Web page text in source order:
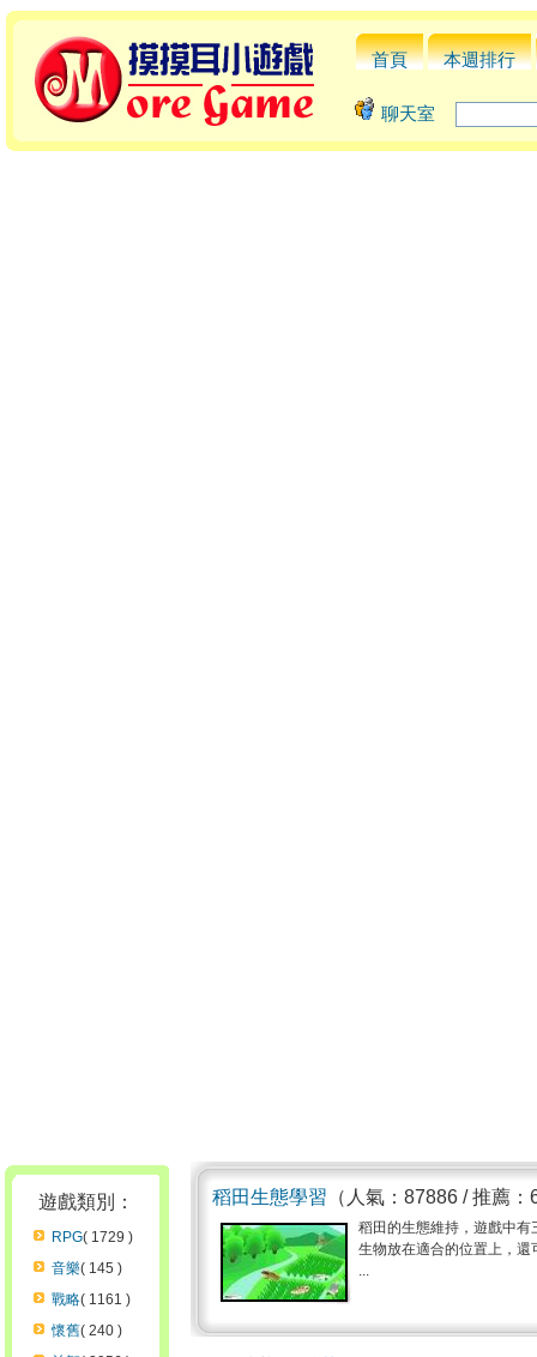
首頁 本週排行
聊天室
遊戲類別：
RPG( 1729 )
音樂( 145 )
戰略( 1161 )
懷舊( 240 )
稻田生態學習 （人氣：87886 / 推薦：
稻田的生態維持，遊戲中
生物放在適合的位置上，
...